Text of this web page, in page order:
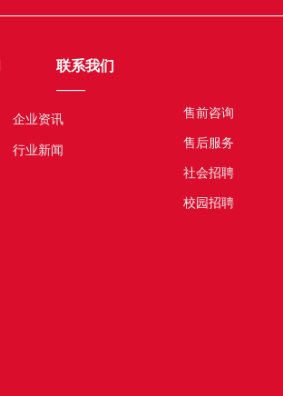
企业资讯
行业新闻
联系我们
——
售前咨询
售后服务
社会招聘
校园招聘